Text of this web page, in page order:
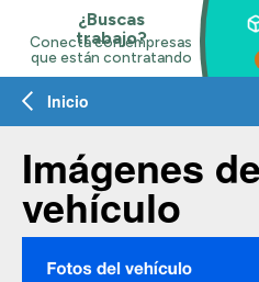
Inicio
Imágenes
vehículo